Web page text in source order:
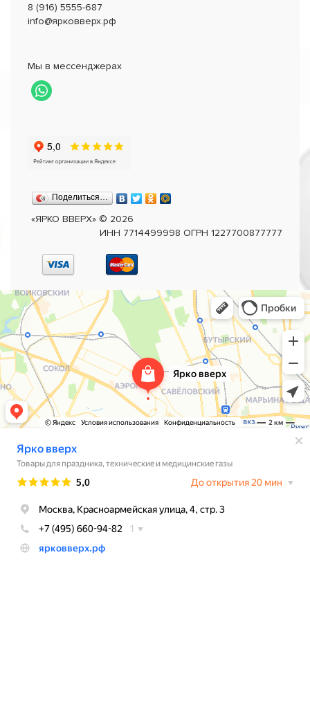
8 (916) 5555-687
info@ярковверх.рф
Мы в мессенджерах
Поделиться…
«ЯРКО ВВЕРХ» © 2026
ИНН 7714499998 ОГРН 1227700877777